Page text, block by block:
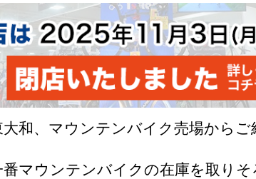
大和、マウンテンバイク売場から
マウンテンバイクの在庫を取りそ